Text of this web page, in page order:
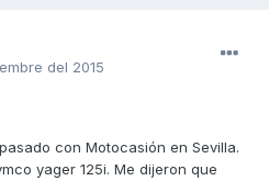
del 2015
con Motocasión en Sevilla.
yager 125i. Me dijeron que